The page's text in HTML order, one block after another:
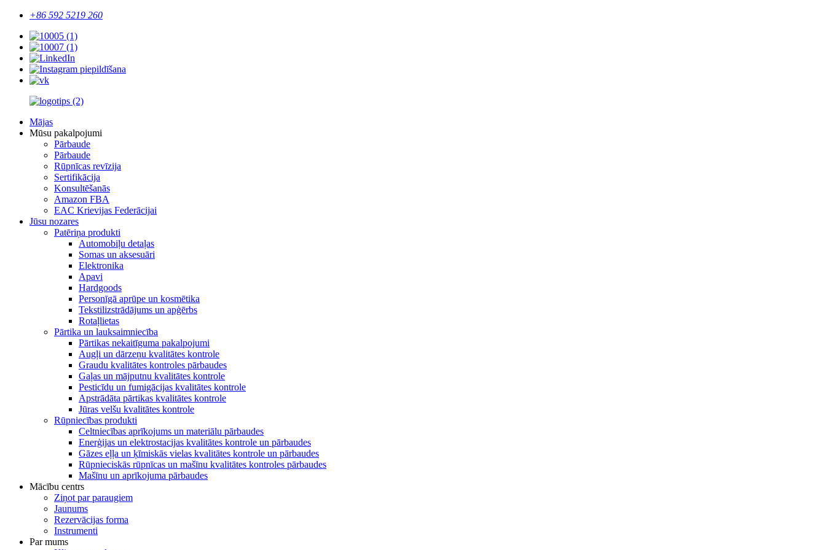
+86 592 5219 260
Mājas
Mūsu pakalpojumi
Pārbaude
Pārbaude
Rūpnīcas revīzija
Sertifikācija
Konsultēšanās
Amazon FBA
EAC Krievijas Federācijai
Jūsu nozares
Patēriņa produkti
Automobiļu detaļas
Somas un aksesuāri
Elektronika
Apavi
Hardgoods
Personīgā aprūpe un kosmētika
Tekstilizstrādājums un apģērbs
Rotaļlietas
Pārtika un lauksaimniecība
Pārtikas nekaitīguma pakalpojumi
Augļi un dārzeņu kvalitātes kontrole
Graudu kvalitātes kontroles pārbaudes
Gaļas un mājputnu kvalitātes kontrole
Pesticīdu un fumigācijas kvalitātes kontrole
Apstrādāta pārtikas kvalitātes kontrole
Jūras velšu kvalitātes kontrole
Rūpniecības produkti
Celtniecības aprīkojums un materiālu pārbaudes
Enerģijas un elektrostacijas kvalitātes kontrole un pārbaudes
Gāzes eļļa un ķīmiskās vielas kvalitātes kontrole un pārbaudes
Rūpnieciskās rūpnīcas un mašīnu kvalitātes kontroles pārbaudes
Mašīnu un aprīkojuma pārbaudes
Mācību centrs
Ziņot par paraugiem
Jaunums
Rezervācijas forma
Instrumenti
Par mums